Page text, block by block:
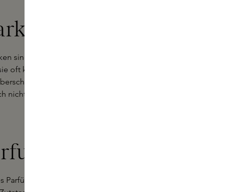
sind nicht ausschließlich natürlich, enthalten aber einen
oft keine synthetischen Stabilisatoren enthalten, die in
haben. Hat sich die Farbe verändert, aber der
nicht abgelaufen ist.
in unseren Boutiquen im Kühlschrank auf,